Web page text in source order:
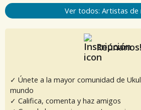
Ver todos: Artistas de
Reúnanos!
✓ Únete a la mayor comunidad de
mundo
✓ Califica, comenta y haz amigos